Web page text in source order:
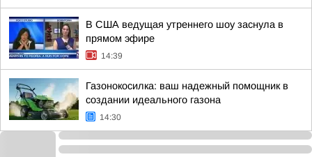
В США ведущая утреннего шоу заснула в
прямом эфире
14:39
Газонокосилка: ваш надежный помощник в
создании идеального газона
14:30